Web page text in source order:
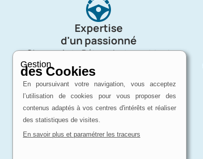
Expertise
d'un passionné
Charron Auto Rétro, c'est avant tout
une affaire de passion !
Gestion
des Cookies
En poursuivant votre navigation, vous acceptez
l’utilisation de cookies pour vous proposer des
contenus adaptés à vos centres d'intérêts et réaliser
des statistiques de visites.
En savoir plus et paramétrer les traceurs